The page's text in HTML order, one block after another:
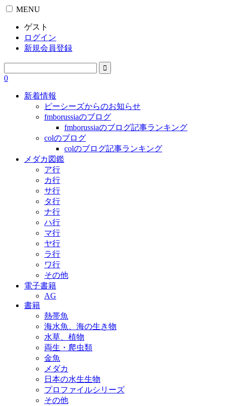
MENU
ゲスト
ログイン
新規会員登録
0
新着情報
ピーシーズからのお知らせ
fmborussiaのブログ
fmborussiaのブログ記事ランキング
colのブログ
colのブログ記事ランキング
メダカ図鑑
ア行
カ行
サ行
タ行
ナ行
ハ行
マ行
ヤ行
ラ行
ワ行
その他
電子書籍
AG
書籍
熱帯魚
海水魚、海の生き物
水草、植物
両生・爬虫類
金魚
メダカ
日本の水生生物
プロファイルシリーズ
その他